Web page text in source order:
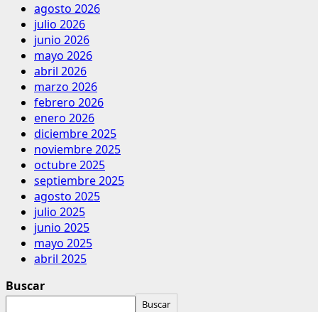
agosto 2026
julio 2026
junio 2026
mayo 2026
abril 2026
marzo 2026
febrero 2026
enero 2026
diciembre 2025
noviembre 2025
octubre 2025
septiembre 2025
agosto 2025
julio 2025
junio 2025
mayo 2025
abril 2025
Buscar
Buscar